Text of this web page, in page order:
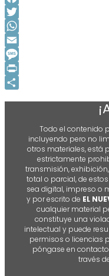
Facebook
Twitter
WhatsApp
Email
Message
Print
Todo el contenido
incluyendo pero no
otros materiales, está
estrictamente
transmisión,
total o parcial, de
sea digital, impreso o
y por escrito de EL
cualquier material
constituye una
intelectual y puede
permisos o licencias
póngase en
través